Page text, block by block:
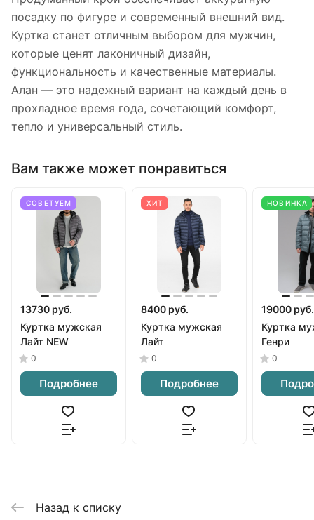
посадку по фигуре и современный внешний вид.
Куртка станет отличным выбором для мужчин,
которые ценят лаконичный дизайн,
функциональность и качественные материалы.
Алан — это надежный вариант на каждый день в
прохладное время года, сочетающий комфорт,
тепло и универсальный стиль.
Вам также может понравиться
СОВЕТУЕМ
13730 руб.
Куртка мужская
Лайт NEW
0
Подробнее
ХИТ
8400 руб.
Куртка мужская
Лайт
0
Подробнее
НОВИНКА
19000 руб.
Куртка
Генри
0
Назад к списку